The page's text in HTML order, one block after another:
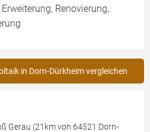
Renovierung,
in Dorn-Dürkheim vergleichen
Gerau (21km von 64521 Dorn-